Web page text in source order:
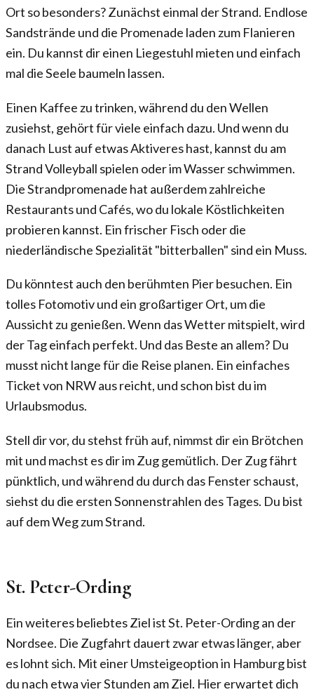
Ort so besonders? Zunächst einmal der Strand. Endlose
Sandstrände und die Promenade laden zum Flanieren
ein. Du kannst dir einen Liegestuhl mieten und einfach
mal die Seele baumeln lassen.
Einen Kaffee zu trinken, während du den Wellen
zusiehst, gehört für viele einfach dazu. Und wenn du
danach Lust auf etwas Aktiveres hast, kannst du am
Strand Volleyball spielen oder im Wasser schwimmen.
Die Strandpromenade hat außerdem zahlreiche
Restaurants und Cafés, wo du lokale Köstlichkeiten
probieren kannst. Ein frischer Fisch oder die
niederländische Spezialität "bitterballen" sind ein Muss.
Du könntest auch den berühmten Pier besuchen. Ein
tolles Fotomotiv und ein großartiger Ort, um die
Aussicht zu genießen. Wenn das Wetter mitspielt, wird
der Tag einfach perfekt. Und das Beste an allem? Du
musst nicht lange für die Reise planen. Ein einfaches
Ticket von NRW aus reicht, und schon bist du im
Urlaubsmodus.
Stell dir vor, du stehst früh auf, nimmst dir ein Brötchen
mit und machst es dir im Zug gemütlich. Der Zug fährt
pünktlich, und während du durch das Fenster schaust,
siehst du die ersten Sonnenstrahlen des Tages. Du bist
auf dem Weg zum Strand.
St. Peter-Ording
Ein weiteres beliebtes Ziel ist St. Peter-Ording an der
Nordsee. Die Zugfahrt dauert zwar etwas länger, aber
es lohnt sich. Mit einer Umsteigeoption in Hamburg bist
du nach etwa vier Stunden am Ziel. Hier erwartet dich